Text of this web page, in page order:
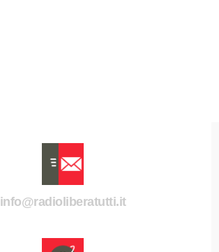
info@radioliberatutti.it